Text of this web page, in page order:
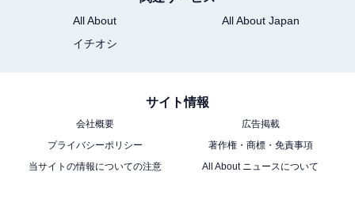
All About
All About Japan
イチオシ
サイト情報
会社概要
広告掲載
プライバシーポリシー
著作権・商標・免責事項
当サイトの情報についての注意
All About ニュースについて